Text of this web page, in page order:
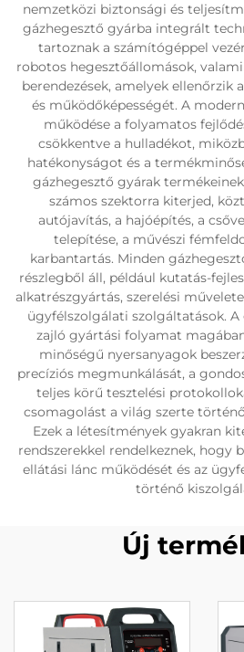
nemzetközi biztonsági és
gázhegesztő gyárba integrált
tartoznak a számítógéppel
robotos hegesztőállomások,
berendezések, amelyek ellenőrzik
és működőképességét. A
működése a folyamatos
csökkentve a hulladékot,
hatékonyságot és a
gázhegesztő gyárak
számos szektorra kiterjed,
autójavítás, a hajóépítés, a
telepítése, a művészi
karbantartás. Minden
részlegből áll, például kutatás-
alkatrészgyártás, szerelési
ügyfélszolgálati szolgáltatások.
zajló gyártási folyamat
minőségű nyersanyagok
precíziós megmunkálását, a
teljes körű tesztelési
csomagolást a világ szerte
Ezek a létesítmények gyakran
rendszerekkel rendelkeznek, hogy
ellátási lánc működését és az
történő
Új